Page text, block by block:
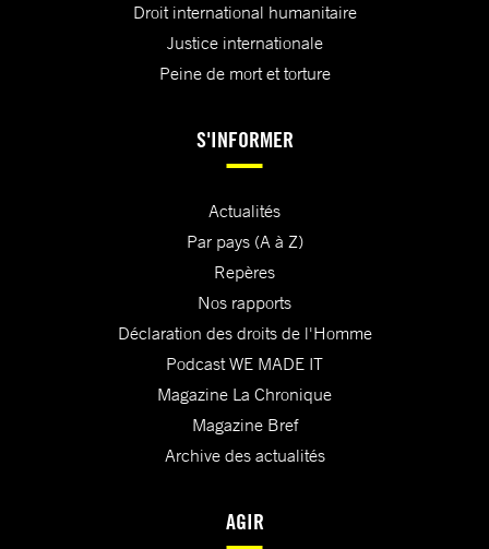
Droit international humanitaire
Justice internationale
Peine de mort et torture
S'INFORMER
Actualités
Par pays (A à Z)
Repères
Nos rapports
Déclaration des droits de l'Homme
Podcast WE MADE IT
Magazine La Chronique
Magazine Bref
Archive des actualités
AGIR